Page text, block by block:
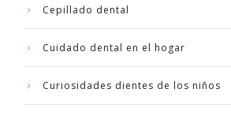
Cepillado dental
Cuidado dental en el hogar
Curiosidades dientes de los niños